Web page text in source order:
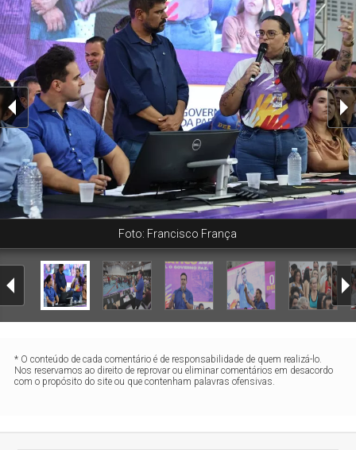
Foto: Francisco França
* O conteúdo de cada comentário é de responsabilidade de quem realizá-lo.
Nos reservamos ao direito de reprovar ou eliminar comentários em desacordo
com o propósito do site ou que contenham palavras ofensivas.